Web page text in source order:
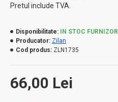
Pretul include TVA.
66,00 Lei
Disponibilitate:
IN STOC FURNIZOR
Producator: Zilan
Cod produs: ZLN1735